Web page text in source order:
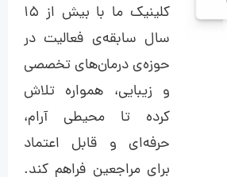
کلینیک ما با بیش از ۱۵
سال سابقه‌ی فعالیت در
حوزه‌ی درمان‌های تخصصی
و زیبایی، همواره تلاش
کرده تا محیطی آرام،
حرفه‌ای و قابل اعتماد
برای مراجعین فراهم کند.